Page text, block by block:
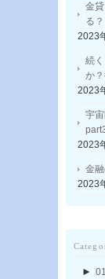
金
る？
2023
続
か
2023
宇
2023
金
2023
►